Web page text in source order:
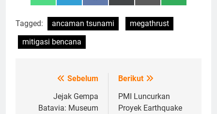
on
on
on
on
(Twitter)
on
on
Tagged: ancaman tsunami
megathrust
mitigasi bencana
NavigasiSebelum
Jejak Gempa
Batavia: Museum
Berikut
PMI Luncurkan
Proyek Earthquake